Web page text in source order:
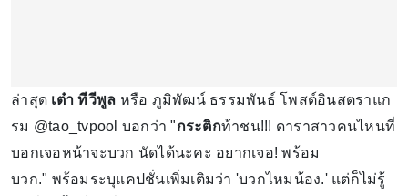
ล่าสุด เต๋า ทีวีพูล หรือ ภูมิพัฒน์ ธรรมพันธ์ โพสต์อินสตราแก
รม @tao_tvpool บอกว่า "กระติกท้าชน!!! ดาราสาวคนไหนที่
บอกเจอหน้าจะบวก นัดได้นะคะ อยากเจอ! พร้อม
บวก." พร้อมระบุแคปชั่นเพิ่มเติมว่า 'บวกไหมน้อง.' แต่ก็ไม่รู้